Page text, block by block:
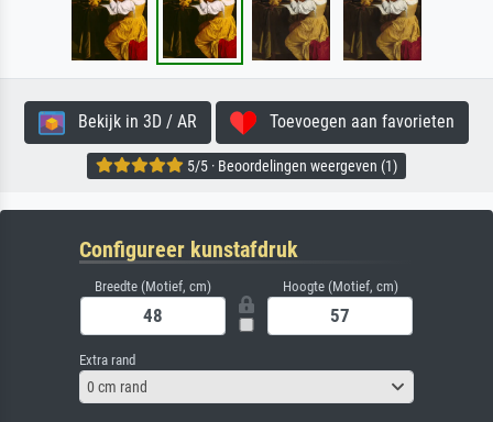
Bekijk in 3D / AR Toevoegen aan favorieten
5/5 · Beoordelingen weergeven (1)
Configureer kunstafdruk
Breedte (Motief, cm) Hoogte (Motief, cm)
Extra rand
0 cm rand